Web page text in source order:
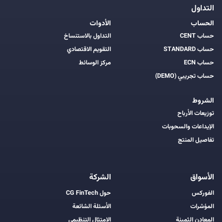
التداول
الحساب
حساب CENT
حساب STANDARD
حساب ECN
حساب تجريبي (DEMO)
الشروط
توزيعات الأرباح
الإيداعات والسحوبات
تفاصيل المنتج
الأدوات
التداول بالاستنساخ
التقويم الاقتصادي
مركز الوسائط
الأسواق
الفوركس
المؤشرات
المعادن الثمينة
الشركة
حول CG FinTech
الأسئلة الشائعة
الامتثال التنظيمي